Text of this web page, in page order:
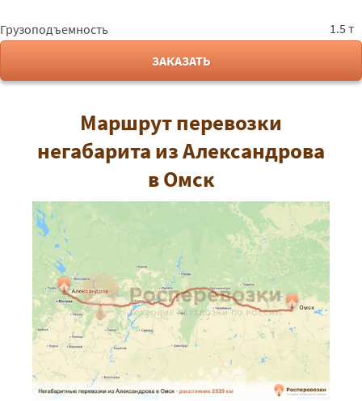
Грузоподъемность
1.5 т
ЗАКАЗАТЬ
Маршрут перевозки
негабарита из Александрова
в Омск